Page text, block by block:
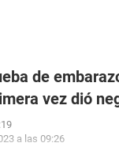
de
vez dió
a las 09:26